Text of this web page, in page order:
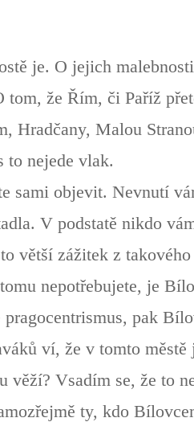
je. O jejich
že Řím, či Paříž
Hradčany, Malou
to nejede vlak.
sami objevit. Nevnutí
V podstatě nikdo
větší zážitek z
nepotřebujete, je
pak
ví, že v tomto městě
Vsadím se, že to
ty, kdo